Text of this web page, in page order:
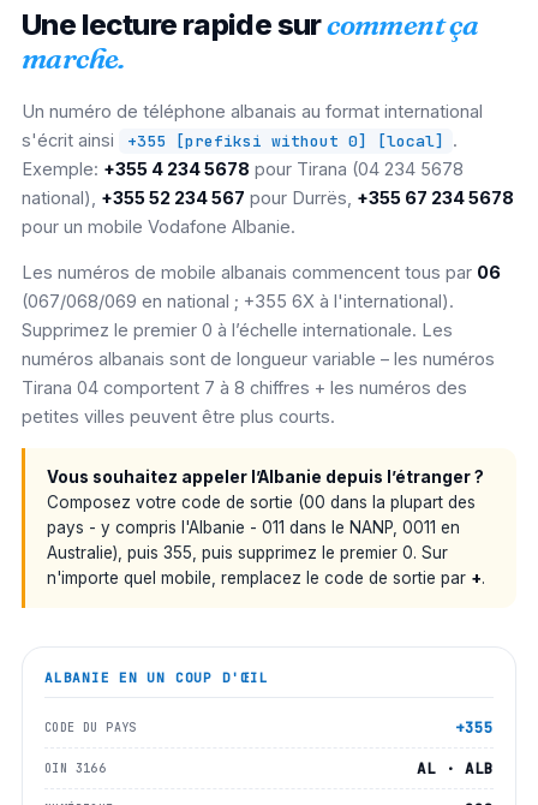
Une lecture rapide surcomment ça
marche.
Un numéro de téléphone albanais au format international
s'écrit ainsi
+355 [prefiksi without 0] [local]
.
Exemple: +355 4 234 5678 pour Tirana (04 234 5678
national), +355 52 234 567 pour Durrës, +355 67 234 5678
pour un mobile Vodafone Albanie.
Les numéros de mobile albanais commencent tous par 06
(067/068/069 en national ; +355 6X à l'international).
Supprimez le premier 0 à l’échelle internationale. Les
numéros albanais sont de longueur variable – les numéros
Tirana 04 comportent 7 à 8 chiffres + les numéros des
petites villes peuvent être plus courts.
Vous souhaitez appeler l’Albanie depuis l’étranger ?
Composez votre code de sortie (00 dans la plupart des
pays - y compris l'Albanie - 011 dans le NANP, 0011 en
Australie), puis 355, puis supprimez le premier 0. Sur
n'importe quel mobile, remplacez le code de sortie par +.
ALBANIE EN UN COUP D'ŒIL
CODE DU PAYS +355
OIN 3166 AL · ALB